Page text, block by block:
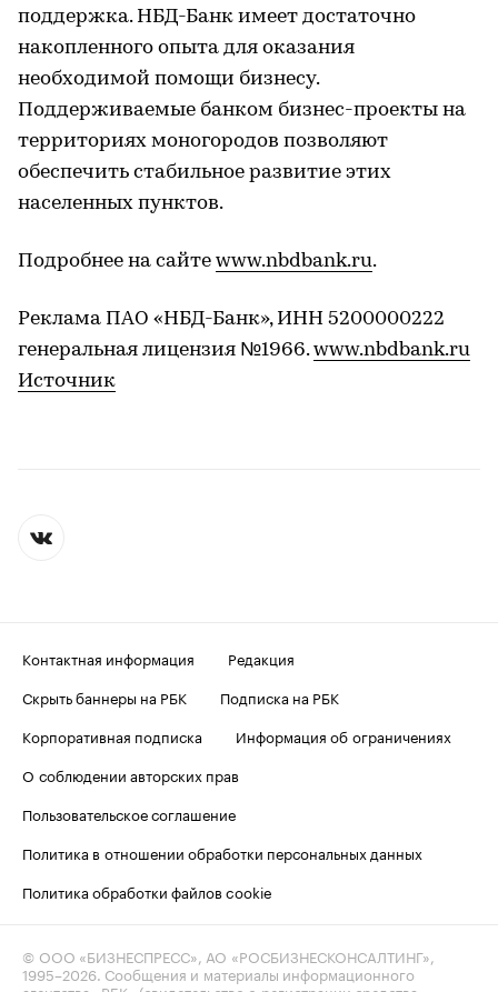
поддержка. НБД-Банк имеет достаточно
накопленного опыта для оказания
необходимой помощи бизнесу.
Поддерживаемые банком бизнес-проекты на
территориях моногородов позволяют
обеспечить стабильное развитие этих
населенных пунктов.
Подробнее на сайте www.nbdbank.ru.
Реклама ПАО «НБД-Банк», ИНН 5200000222
генеральная лицензия №1966.www.nbdbank.ru
Источник
Контактная информация
Редакция
Скрыть баннеры на РБК
Подписка на РБК
Корпоративная подписка
Информация об ограничениях
О соблюдении авторских прав
Пользовательское соглашение
Политика в отношении обработки персональных данных
Политика обработки файлов cookie
© ООО «БИЗНЕСПРЕСС», АО «РОСБИЗНЕСКОНСАЛТИНГ»,
1995–2026 . Сообщения и материалы информационного